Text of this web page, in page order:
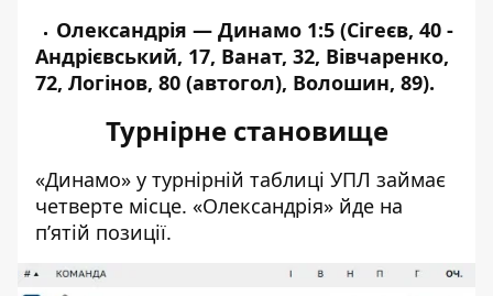
Олександрія — Динамо 1:5 (Сігеєв, 40 -
Андрієвський, 17, Ванат, 32, Вівчаренко,
72, Логінов, 80 (автогол), Волошин, 89).
Турнірне становище
«Динамо» у турнірній таблиці УПЛ займає
четверте місце. «Олександрія» йде на
п’ятій позиції.